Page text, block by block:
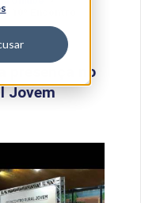
10º Encontro
presença no
Jovem